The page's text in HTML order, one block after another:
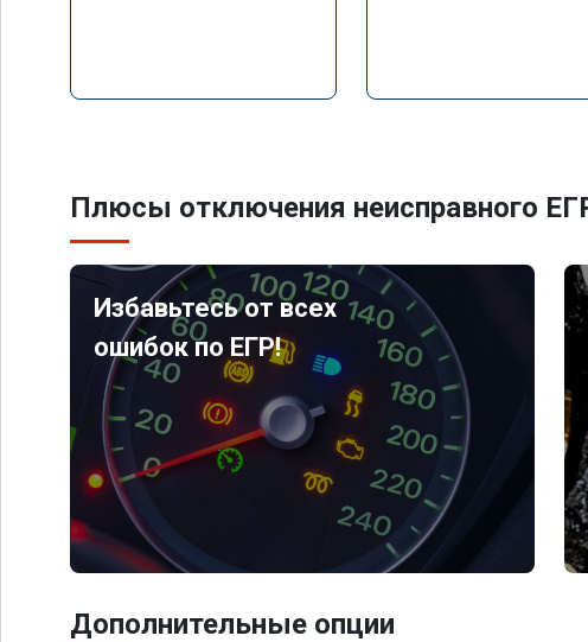
Плюсы отключения неисправного
Избавьтесь от всех
ошибок по ЕГР!
Дополнительные опции